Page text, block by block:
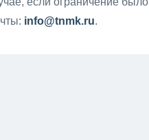
info@tnmk.ru.